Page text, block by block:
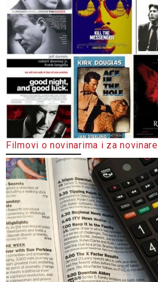
Filmovi o novinarima i za novinare